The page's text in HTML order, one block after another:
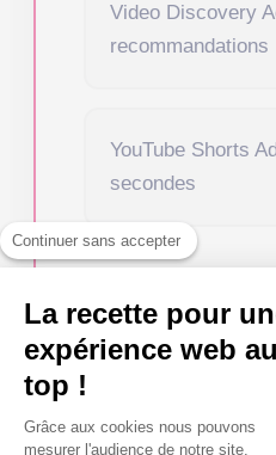
Continuer sans accepter
La recette pour
expérience web au
top !
Grâce aux cookies nous pouvons
mesurer l'audience de notre site.
Video Discovery
recommandations
YouTube Shorts
secondes
Suivant